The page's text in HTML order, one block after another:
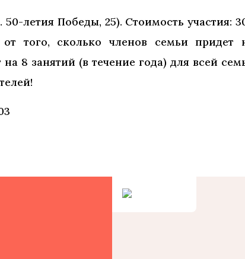
летия Победы, 25). Стоимость участия:
того, сколько членов семьи придет
8 занятий (в течение года) для всей